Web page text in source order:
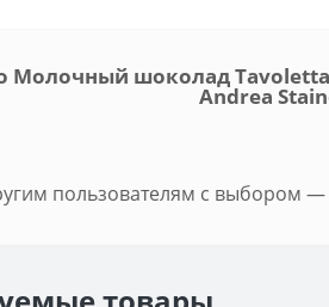
Молочный шоколад Tavoletta
Andrea
пользователям с выбором